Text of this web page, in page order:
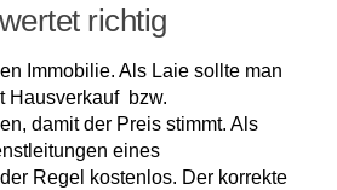
richtig
Immobilie. Als Laie sollte man
Hausverkauf bzw.
damit der Preis stimmt. Als
eines
Regel kostenlos. Der korrekte